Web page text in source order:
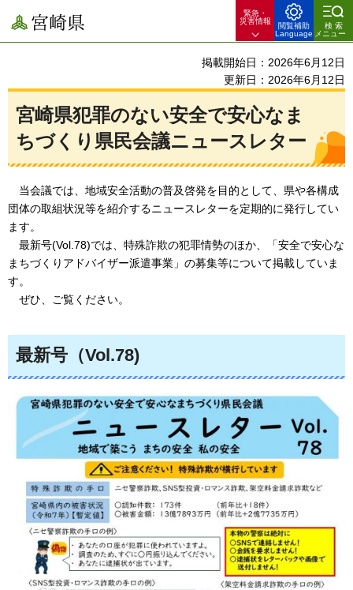
宮崎県
緊急・
災害情報
閲覧補助
Language
検索
メニュー
掲載開始日：2026年6月12日
更新日：2026年6月12日
宮崎県犯罪のない安全で安心なま
ちづくり県民会議ニュースレター
当会議では、地域安全活動の普及啓発を目的として、県や各構成
団体の取組状況等を紹介するニュースレターを定期的に発行してい
ます。
最新号(Vol.78)では、特殊詐欺の犯罪情勢のほか、「安全で安心な
まちづくりアドバイザー派遣事業」の募集等について掲載していま
す。
ぜひ 、ご覧ください。
最新号（Vol.78)